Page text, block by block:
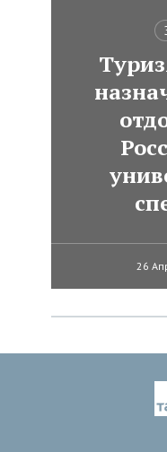
26